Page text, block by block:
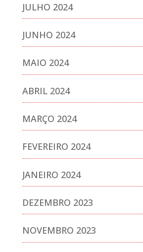
JULHO 2024
JUNHO 2024
MAIO 2024
ABRIL 2024
MARÇO 2024
FEVEREIRO 2024
JANEIRO 2024
DEZEMBRO 2023
NOVEMBRO 2023